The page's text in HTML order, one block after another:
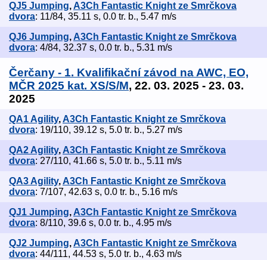
QJ5 Jumping,A3Ch Fantastic Knight ze Smrčkova
dvora: 11/84, 35.11 s, 0.0 tr. b., 5.47 m/s
QJ6 Jumping, A3Ch Fantastic Knight ze Smrčkova
dvora: 4/84, 32.37 s, 0.0 tr. b., 5.31 m/s
Čerčany - 1. Kvalifikační závod na AWC, EO,
MČR 2025 kat. XS/S/M, 22. 03. 2025 - 23. 03.
2025
QA1 Agility,A3Ch Fantastic Knight ze Smrčkova
dvora: 19/110, 39.12 s, 5.0 tr. b., 5.27 m/s
QA2 Agility, A3Ch Fantastic Knight ze Smrčkova
dvora: 27/110, 41.66 s, 5.0 tr. b., 5.11 m/s
QA3 Agility,A3Ch Fantastic Knight ze Smrčkova
dvora: 7/107, 42.63 s, 0.0 tr. b., 5.16 m/s
QJ1 Jumping, A3Ch Fantastic Knight ze Smrčkova
dvora: 8/110, 39.6 s, 0.0 tr. b., 4.95 m/s
QJ2 Jumping,A3Ch Fantastic Knight ze Smrčkova
dvora: 44/111, 44.53 s, 5.0 tr. b., 4.63 m/s